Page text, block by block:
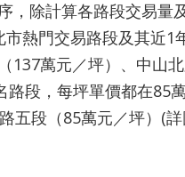
，除計算各路段交易
熱門交易路段及其近
137萬元／坪）、中山
路段，每坪單價都在85
五段（85萬元／坪）(詳